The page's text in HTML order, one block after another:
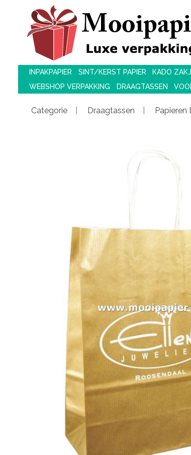
INPAKPAPIER SINT/KERST PAPIER KADO
WEBSHOP VERPAKKING
DRAAGTASSEN
Categorie Draagtassen Papieren